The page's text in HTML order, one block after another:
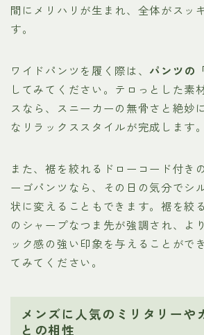
間にメリハリが生まれ、全体がスッ
す。
ワイドパンツを履く際は、 パンツの
してみてください。テロっとした素
スなら、スニーカーの無骨さと絶妙
なリラックススタイルが完成します。
また、裾を絞れるドローコード付き
ーゴパンツなら、その日の気分でシ
状に変えることもできます。裾を絞
のシャープなつま先が強調され、よ
ック感の強い印象を与えることがで
てみてください。
メンズに人気のミリタリーや
との相性